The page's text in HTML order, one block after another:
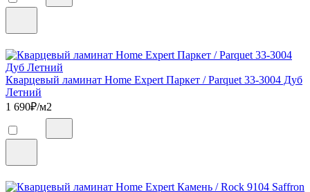
Кварцевый ламинат Home Expert Паркет / Parquet 33-3004 Дуб
Летний
1 690₽/м2